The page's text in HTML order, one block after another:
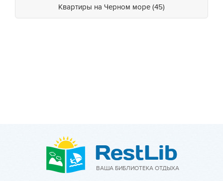
Квартиры на Черном море (45)
ВАША БИБЛИОТЕКА ОТДЫХА